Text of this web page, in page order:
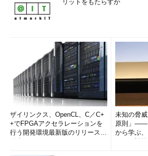
リットをもたらすか
ザイリンクス、OpenCL、C／C+
+でFPGAアクセラレーションを
行う開発環境最新版のリリースを
未知の脅
原則」――
から学ぶ